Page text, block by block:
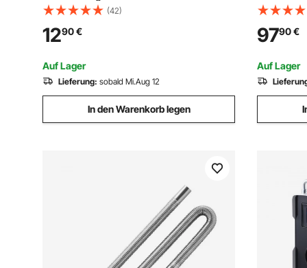
Auto-Dieselheizung mit 2 Klemmen,
Edelstahl Auspuffrohr mit Φ 25 mm
Querschnitt für 2 kW / 5 kW / 8 kW
Dieselheizungen Lufterhitzer
(42)
1290€
Auf Lager
Lieferung: sobald Mi.Aug 12
In den Warenkorb legen
Diesel
0,16–0,62
Display &
APP
9790€
Auf Lager